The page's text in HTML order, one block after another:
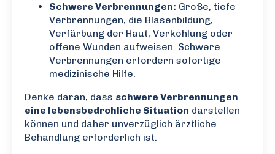
Schwere Verbrennungen: Große, tiefe
Verbrennungen, die Blasenbildung,
Verfärbung der Haut, Verkohlung oder
offene Wunden aufweisen. Schwere
Verbrennungen erfordern sofortige
medizinische Hilfe.
Denke daran, dass schwere Verbrennungen
eine lebensbedrohliche Situation darstellen
können und daher unverzüglich ärztliche
Behandlung erforderlich ist.